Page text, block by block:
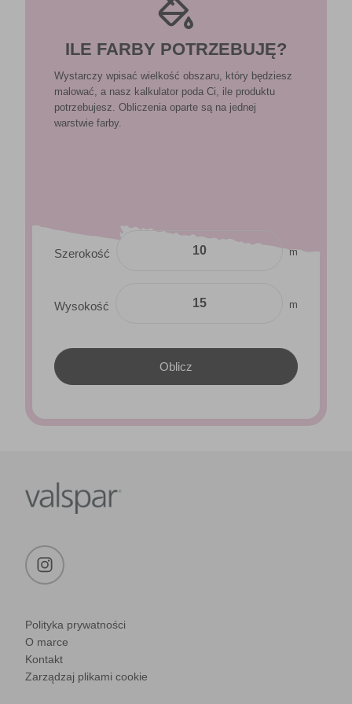
ILE FARBY POTRZEBUJĘ?
Wystarczy wpisać wielkość obszaru, który będziesz
malować, a nasz kalkulator poda Ci, ile produktu
potrzebujesz. Obliczenia oparte są na jednej
warstwie farby.
Szerokość m
Wysokość m
Polityka prywatności
O marce
Kontakt
Zarządzaj plikami cookie